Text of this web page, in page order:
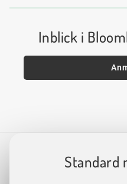
Inblick i
Standard